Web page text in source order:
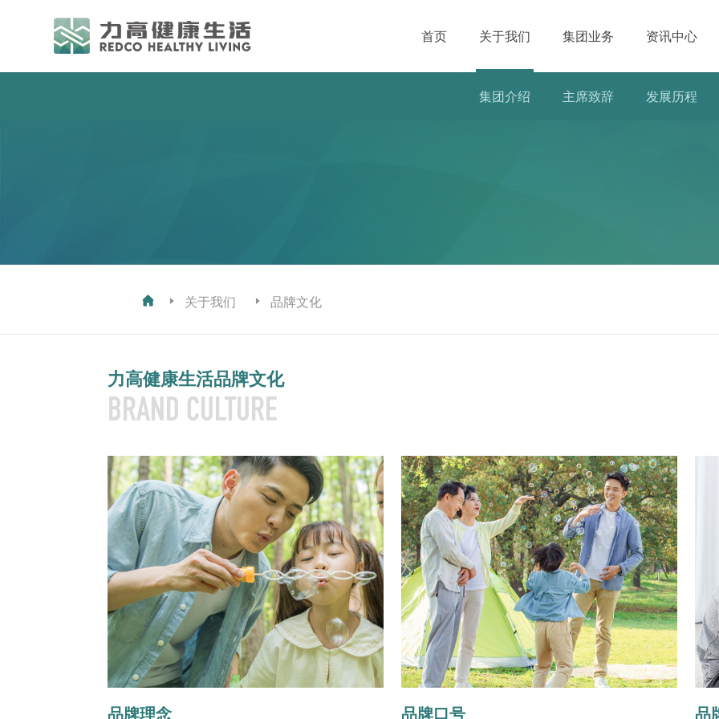
首页 关于我们
集团介绍 主席致辞 发展历程
集团业务 资讯中心
关于我们 品牌文化
力高健康生活品牌文化
BRAND CULTURE
品牌理念 品牌口号 品